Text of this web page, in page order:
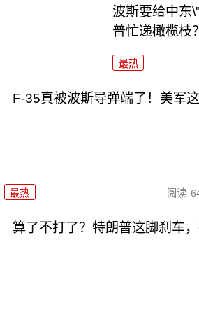
波斯要给中东
普忙递橄榄枝？
最热
F-35真被波斯导弹端了！美军
最热 阅读
算了不打了？特朗普这脚刹车